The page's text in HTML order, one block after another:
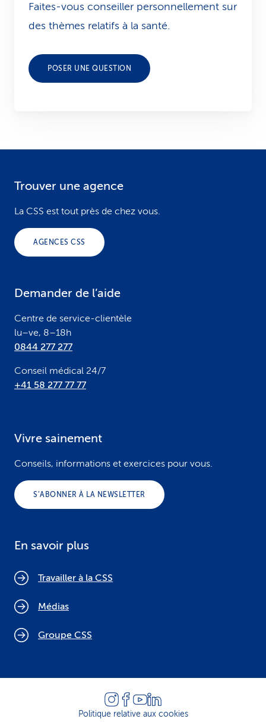
Faites-vous conseiller personnellement sur
des thèmes relatifs à la santé.
POSER UNE QUESTION
Trouver une agence
La CSS est tout près de chez vous.
AGENCES CSS
Demander de l’aide
Centre de service-clientèle
lu–ve, 8–18h
0844 277 277
Conseil médical 24/7
+41 58 277 77 77
Vivre sainement
Conseils, informations et exercices pour vous.
S’ABONNER À LA NEWSLETTER
En savoir plus
Travailler à la CSS
Médias
Groupe CSS
Politique relative aux cookies